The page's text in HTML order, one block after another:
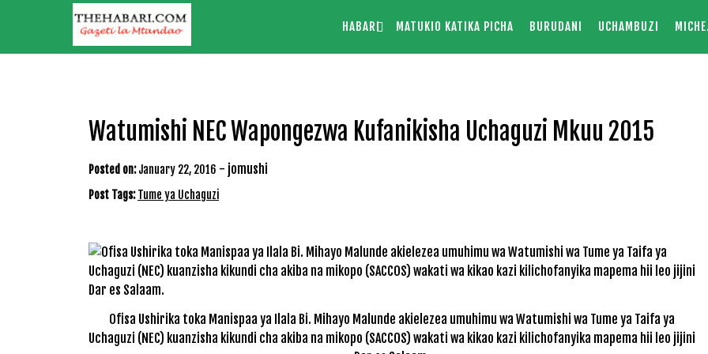
HABARI MATUKIO KATIKA PICHA BURUDANI UCHAMBUZI
Watumishi NEC Wapongezwa Kufanikisha Uchaguzi Mkuu 2015
Posted on: January 22, 2016 - jomushi
Post Tags:Tume ya Uchaguzi
Ofisa Ushirika toka Manispaa ya Ilala Bi. Mihayo Malunde akielezea umuhimu wa Watumishi wa Tume ya Taifa ya
Uchaguzi (NEC) kuanzisha kikundi cha akiba na mikopo (SACCOS) wakati wa kikao kazi kilichofanyika mapema hii leo jijini